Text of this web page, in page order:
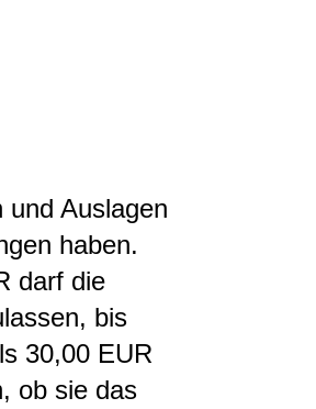
und Auslagen
haben.
darf die
bis
30,00 EUR
ob sie das